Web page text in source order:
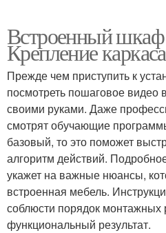
Шкафы с распашными
дверями
Встроенный шкаф
Крепление каркаса
Прежде чем приступить к
посмотреть пошаговое видео
своими руками. Даже
смотрят обучающие
базовый, то это поможет
алгоритм действий.
укажет на важные нюансы,
встроенная мебель.
соблюсти порядок монтажных
функциональный результат.